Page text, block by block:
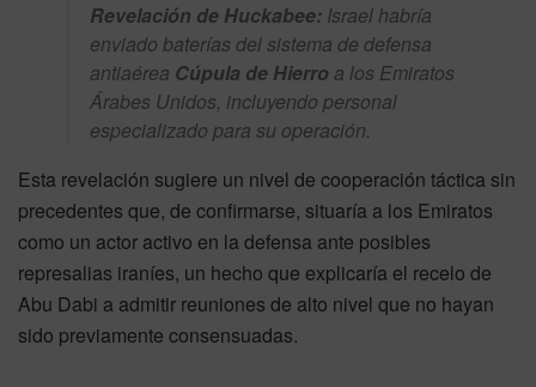
Revelación de Huckabee: Israel habría
enviado baterías del sistema de defensa
antiaérea Cúpula de Hierro a los Emiratos
Árabes Unidos, incluyendo personal
especializado para su operación.
Esta revelación sugiere un nivel de cooperación táctica sin
precedentes que, de confirmarse, situaría a los Emiratos
como un actor activo en la defensa ante posibles
represalias iraníes, un hecho que explicaría el recelo de
Abu Dabi a admitir reuniones de alto nivel que no hayan
sido previamente consensuadas.